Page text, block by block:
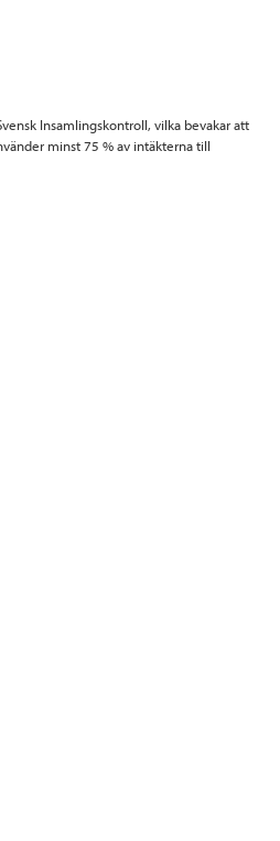
Insamlingskontroll, vilka bevakar att
minst 75 % av intäkterna till